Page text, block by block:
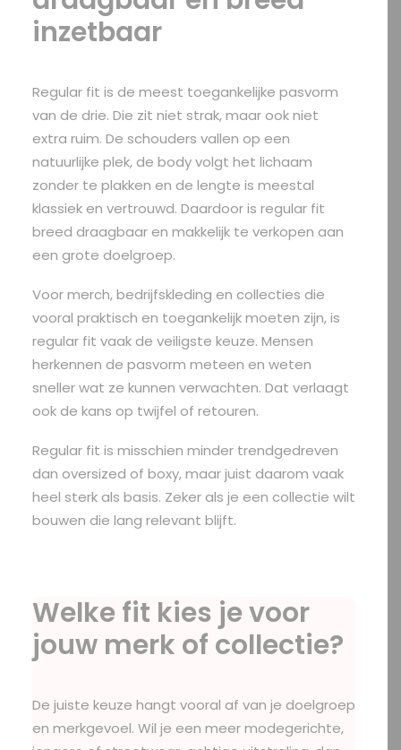
inzetbaar
Regular fit is de meest toegankelijke pasvorm
van de drie. Die zit niet strak, maar ook niet
extra ruim. De schouders vallen op een
natuurlijke plek, de body volgt het lichaam
zonder te plakken en de lengte is meestal
klassiek en vertrouwd. Daardoor is regular fit
breed draagbaar en makkelijk te verkopen aan
een grote doelgroep.
Voor merch, bedrijfskleding en collecties die
vooral praktisch en toegankelijk moeten zijn, is
regular fit vaak de veiligste keuze. Mensen
herkennen de pasvorm meteen en weten
sneller wat ze kunnen verwachten. Dat verlaagt
ook de kans op twijfel of retouren.
Regular fit is misschien minder trendgedreven
dan oversized of boxy, maar juist daarom vaak
heel sterk als basis. Zeker als je een collectie wilt
bouwen die lang relevant blijft.
Welke fit kies je voor
jouw merk of collectie?
De juiste keuze hangt vooral af van je doelgroep
en merkgevoel. Wil je een meer modegerichte,